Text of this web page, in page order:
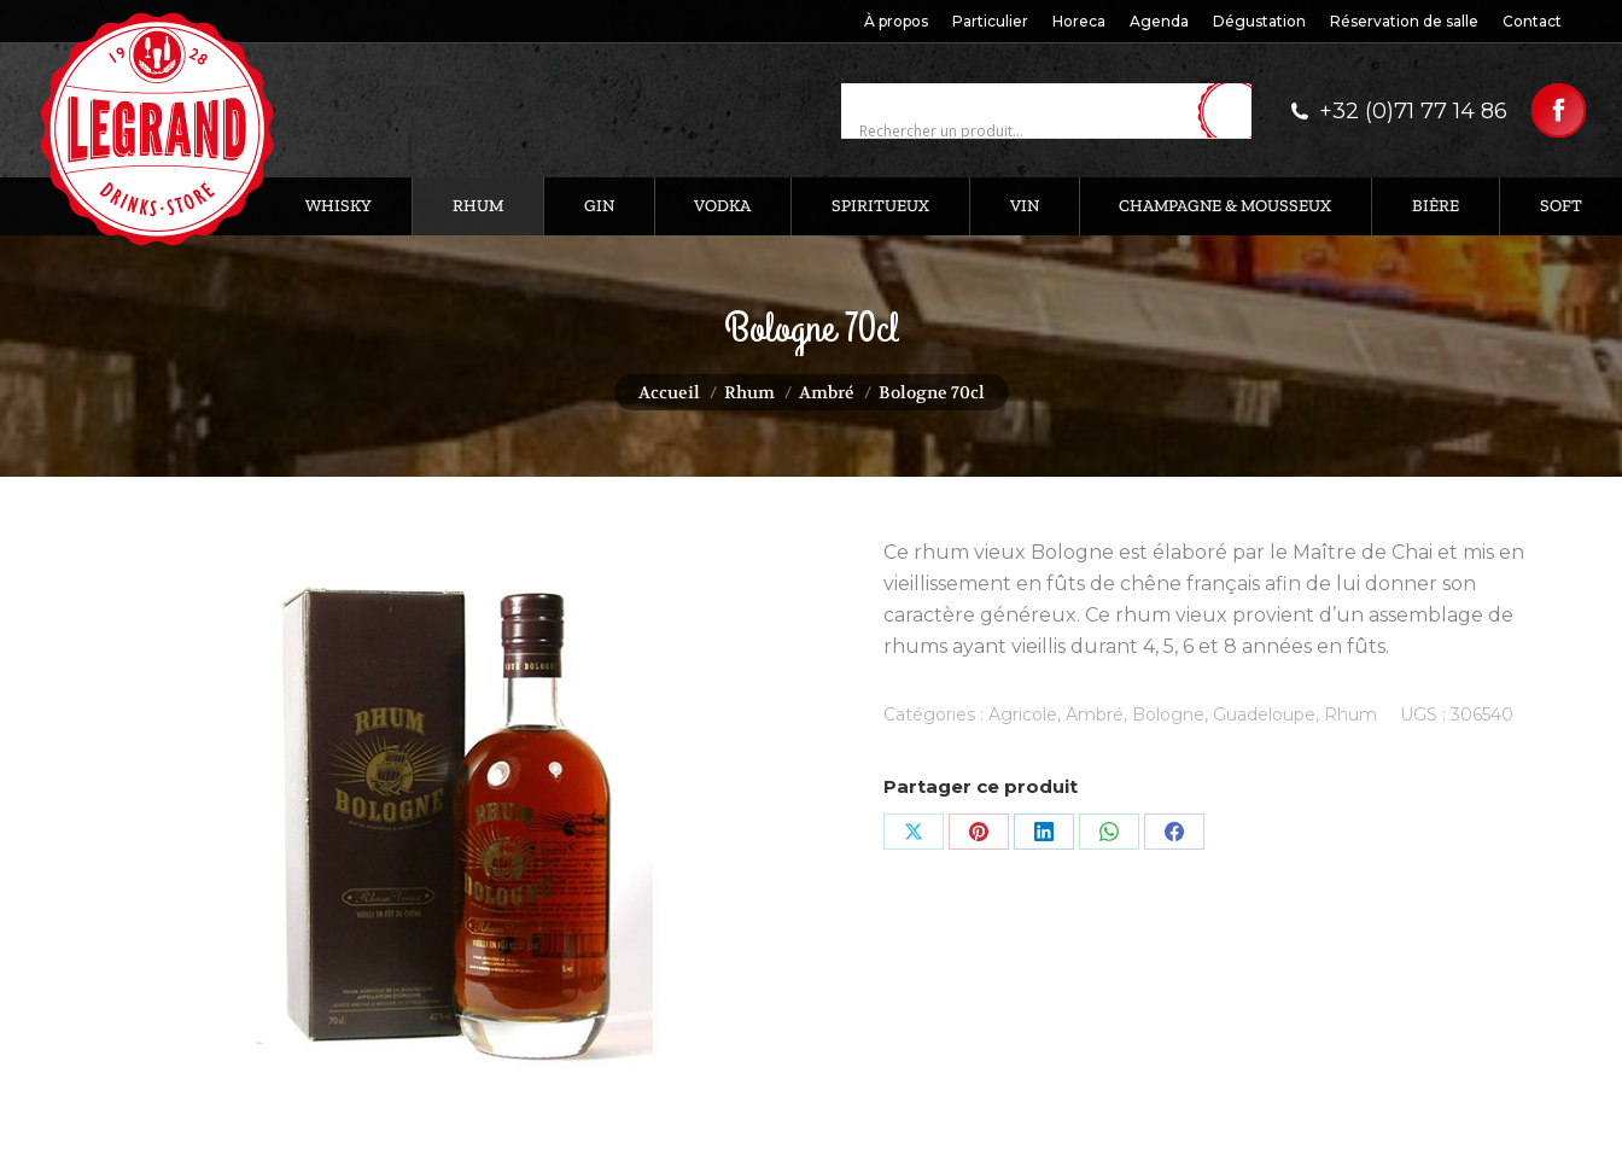
À propos Particulier Horeca Agenda Dégustation Réservation de salle Contact
+32 (0)71 77 14 86
WHISKY RHUM GIN VODKA SPIRITUEUX VIN CHAMPAGNE & MOUSSEUX BIÈRE SOFT
Bologne 70cl
Vous êtes ici :
Accueil Rhum Ambré Bologne 70cl
Ce rhum vieux Bologne est élaboré par le Maître de Chai et mis en
vieillissement en fûts de chêne français afin de lui donner son
caractère généreux. Ce rhum vieux provient d’un assemblage de
rhums ayant vieillis durant 4, 5, 6 et 8 années en fûts.
Catégories : Agricole, Ambré, Bologne, Guadeloupe, Rhum UGS : 306540
Partager ce produit
Share Share Share Share Share